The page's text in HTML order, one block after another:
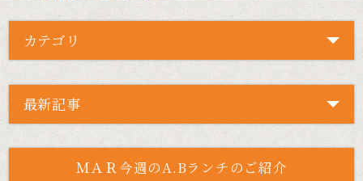
カテゴリ
最新記事
ＭＡＲ今週のA.Bランチのご紹介